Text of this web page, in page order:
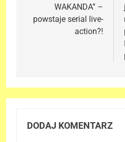
WAKANDA” –
powstaje serial live-
action?!
DODAJ KOMENTARZ